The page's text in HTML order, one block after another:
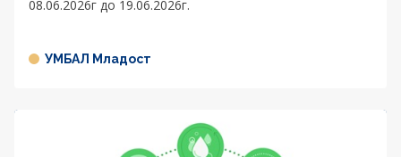
08.06.2026г до 19.06.2026г.
УМБАЛ Младост